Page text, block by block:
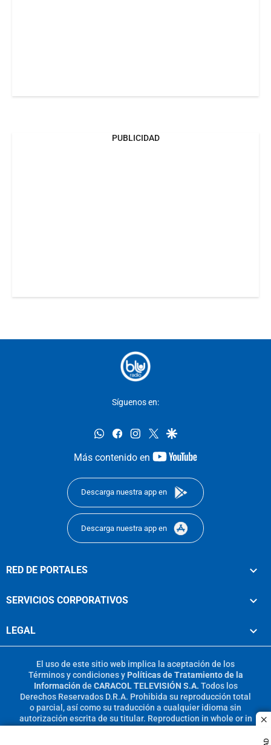
PUBLICIDAD
Síguenos en:
whatsappfacebookinstagram
twittergoogle
Más contenido en
youtube-
Descarga nuestra app en
Descarga nuestra app en
RED DE PORTALES
SERVICIOS CORPORATIVOS
LEGAL
El uso de este sitio web implica la aceptación de los
Términos y condicionesy Políticas de Tratamiento de la
Información de CARACOL TELEVISIÓN S.A. Todos los
Derechos Reservados D.R.A. Prohibida su reproducción total
o parcial, así como su traducción a cualquier idioma sin
autorización escrita de su titular. Reproduction in whole or in